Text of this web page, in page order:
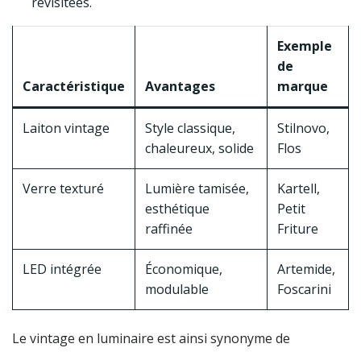
Caractéristique Avantages
Exemple
de
marque
Laiton vintage
Style classique,
chaleureux, solide
Stilnovo,
Flos
Verre texturé
Lumière tamisée,
esthétique
raffinée
Kartell,
Petit
Friture
LED intégrée
Économique,
modulable
Artemide,
Foscarini
Le vintage en luminaire est ainsi synonyme de